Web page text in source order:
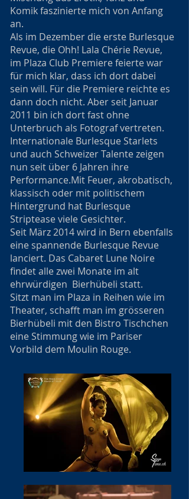
Komik faszinierte mich von Anfang
an.
Als im Dezember die erste Burlesque
Revue, die Ohh! Lala Chérie Revue,
im Plaza Club Premiere feierte war
für mich klar, dass ich dort dabei
sein will. Für die Premiere reichte es
dann doch nicht. Aber seit Januar
2011 bin ich dort fast ohne
Unterbruch als Fotograf vertreten.
Internationale Burlesque Starlets
und auch Schweizer Talente zeigen
nun seit über 6 Jahren ihre
Performance.Mit Feuer, akrobatisch,
klassisch oder mit politischem
Hintergrund hat Burlesque
Striptease viele Gesichter.
Seit März 2014 wird in Bern ebenfalls
eine spannende Burlesque Revue
lanciert. Das Cabaret Lune Noire
findet alle zwei Monate im alt
ehrwürdigen Bierhübeli statt.
Sitzt man im Plaza in Reihen wie im
Theater, schafft man im grösseren
Bierhübeli mit den Bistro Tischchen
eine Stimmung wie im Pariser
Vorbild dem Moulin Rouge.